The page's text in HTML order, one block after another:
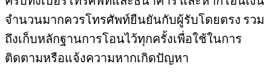
จำนวนมากควรโทรศัพท์ยืนยันกับผู้รับโดยตรง รวม
ถึงเก็บหลักฐานการโอนไว้ทุกครั้งเพื่อใช้ในการ
ติดตามหรือแจ้งความหากเกิดปัญหา